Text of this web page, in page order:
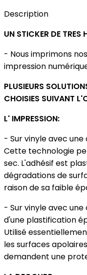
Description
UN STICKER DE TRES
- Nous imprimons
impression
PLUSIEURS
CHOISIES SUIVANT
L' IMPRESSION:
- Sur vinyle avec
Cette technologie
sec. L'adhésif est
dégradations de
raison de sa faible
- Sur vinyle avec
d'une plastification
Utilisé
les surfaces
demandent une